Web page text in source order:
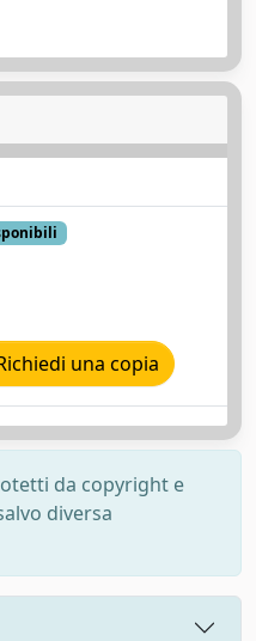
una copia
da copyright e
diversa